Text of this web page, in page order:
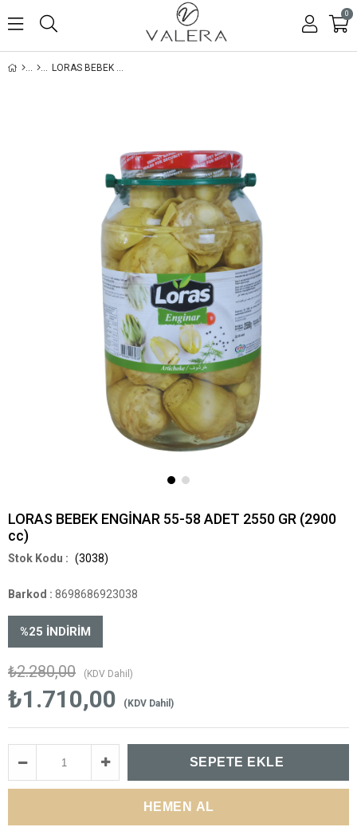
0
LORAS BEBEK ENGİNAR 55-58 ADET 2550 GR (2900 CC)
LORAS BEBEK ENGİNAR 55-58 ADET 2550 GR (2900
cc)
(3038)
Barkod : 8698686923038
%25 İNDIRIM
₺2.280,00 (KDV Dahil)
₺1.710,00 (KDV Dahil)